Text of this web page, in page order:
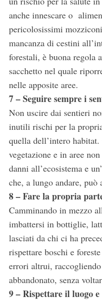
anche innescare o
pericolosissimi
mancanza di cestini
forestali, è buona regola
sacchetto nel quale
nelle apposite aree.
7 – Seguire sempre i
Non uscire dai sentieri
inutili rischi per la
quella dell’intero
vegetazione e in aree
danni all’ecosistema e
che, a lungo andare, può
8 – Fare la propria
Camminando in mezzo
imbattersi in bottiglie,
lasciati da chi ci ha
rispettare boschi e
errori altrui,
abbandonato, senza
9 – Rispettare il luogo
e
a
r
c
f
o
r
: